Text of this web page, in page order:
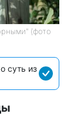
(фото
суть из